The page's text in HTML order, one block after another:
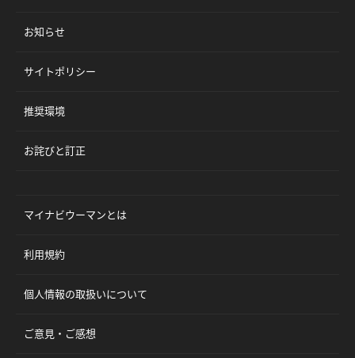
お知らせ
サイトポリシー
推奨環境
お詫びと訂正
マイナビウーマンとは
利用規約
個人情報の取扱いについて
ご意見・ご感想